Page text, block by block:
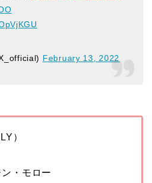
February 13, 2022
）
・モロー